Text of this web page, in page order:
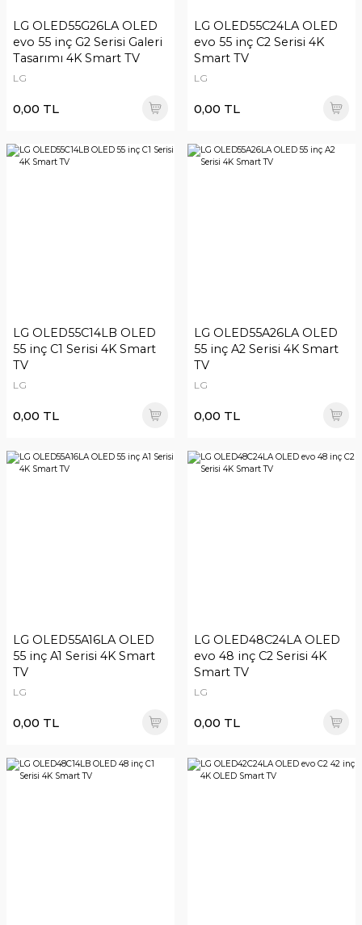
LG OLED55G26LA OLED
evo 55 inç G2 Serisi Galeri
Tasarımı 4K Smart TV
LG
0,00 TL
LG OLED55C24LA OLED
evo 55 inç C2 Serisi 4K
Smart TV
LG
0,00 TL
LG OLED55C14LB OLED
55 inç C1 Serisi 4K Smart
TV
LG
0,00 TL
LG OLED55A26LA OLED
55 inç A2 Serisi 4K Smart
TV
LG
0,00 TL
LG OLED55A16LA OLED
55 inç A1 Serisi 4K Smart
TV
LG
0,00 TL
LG OLED48C24LA OLED
evo 48 inç C2 Serisi 4K
Smart TV
LG
0,00 TL